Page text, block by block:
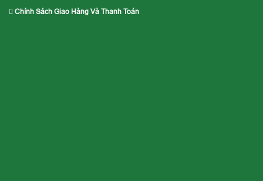
Chính Sách Giao Hàng Và Thanh Toán